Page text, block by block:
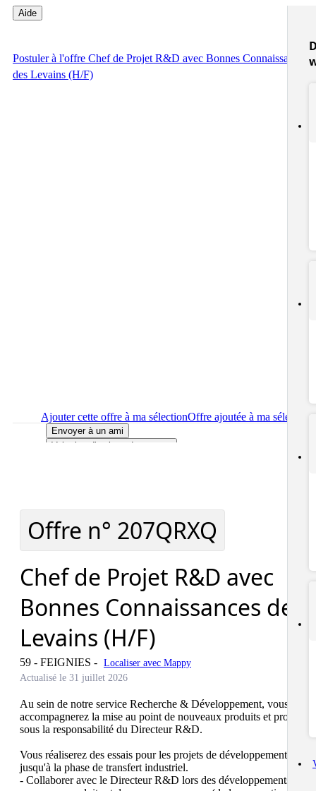
Aide
Postulerà l'offre Chef de Projet R&D avec Bonnes Connaissances
des Levains (H/F)
Ajouter cette offre à ma sélectionOffre ajoutée à ma sélection
Envoyer à un ami
Voir plus d'options de partage
le détail de l'offre Chef de Projet R&D avec Bonnes
Offre n° 207QRXQ
Chef de Projet R&D avec
Bonnes Connaissances des
Levains (H/F)
59 - FEIGNIES - Localiser avec Mappy
Actualisé le 31 juillet 2026
Au sein de notre service Recherche & Développement, vous
accompagnerez la mise au point de nouveaux produits et process
sous la responsabilité du Directeur R&D.
Vous réaliserez des essais pour les projets de développement
jusqu'à la phase de transfert industriel.
- Collaborer avec le Directeur R&D lors des développements de